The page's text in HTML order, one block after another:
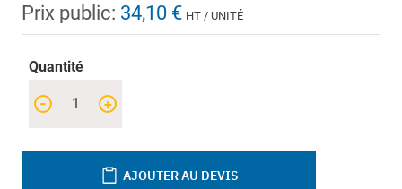
Prix public: 34,10 € HT / UNITÉ
Quantité
+
-
AJOUTER AU DEVIS